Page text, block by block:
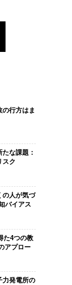
行方はま
な課題：
スク
の人が気づ
バイアス
た4つの教
アプロー
力発電所の